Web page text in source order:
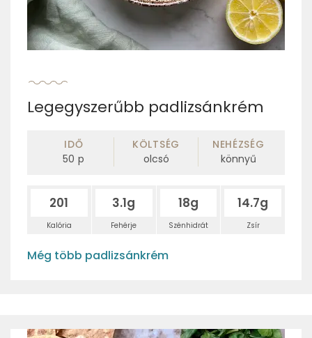
Legegyszerűbb padlizsánkrém
IDŐ
50 p
KÖLTSÉG
olcsó
NEHÉZSÉG
könnyű
201
Kalória
3.1g
Fehérje
18g
Szénhidrát
14.7g
Zsír
Még több padlizsánkrém